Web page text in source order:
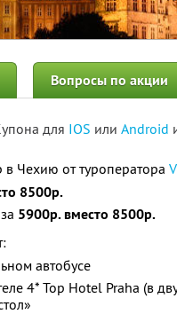
Вопросы по акции
для IOS или Android
Чехию от туроператора
8500р.
5900р. вместо 8500р.
автобусе
4* Top Hotel Prahа (в